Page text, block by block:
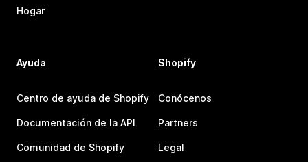
Hogar
Ayuda
Centro de ayuda de Shopify
Documentación de la API
Comunidad de Shopify
Shopify
Conócenos
Partners
Legal